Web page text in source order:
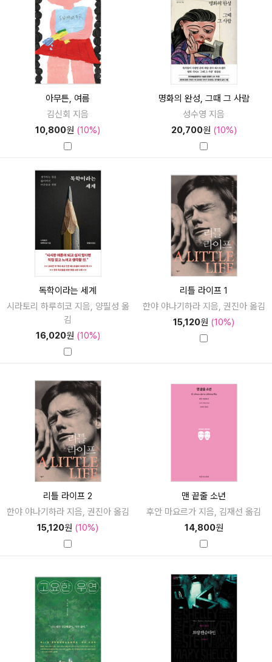
아무튼, 여름
김신회 지음
10,800원 (10%)
명화의 완성, 그때 그 사람
성수영 지음
20,700원 (10%)
독학이라는 세계
시라토리 하루히코 지음, 양필성 옮
김
16,020원 (10%)
리틀 라이프 1
한야 야나기하라 지음, 권진아 옮김
15,120원 (10%)
리틀 라이프 2
한야 야나기하라 지음, 권진아 옮김
15,120원 (10%)
맨 끝줄 소년
후안 마요르가 지음, 김재선 옮김
14,800원